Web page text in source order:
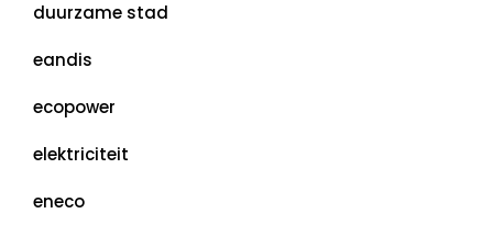
duurzame stad
eandis
ecopower
elektriciteit
eneco